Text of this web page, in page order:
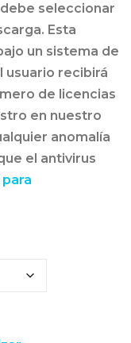
seleccionar
Esta
un sistema de
usuario recibirá
de licencias
en nuestro
anomalía
el antivirus
para